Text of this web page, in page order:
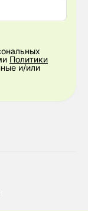
Политики
и/или